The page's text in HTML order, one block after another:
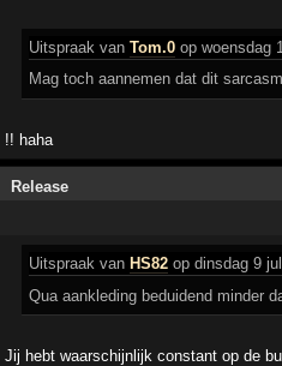
Uitspraak vanTom.0 op woensdag
Mag toch aannemen dat dit
!! haha
Release
Uitspraak van HS82 op dinsdag 9
Qua aankleding beduidend minder
Jij hebt waarschijnlijk constant op de